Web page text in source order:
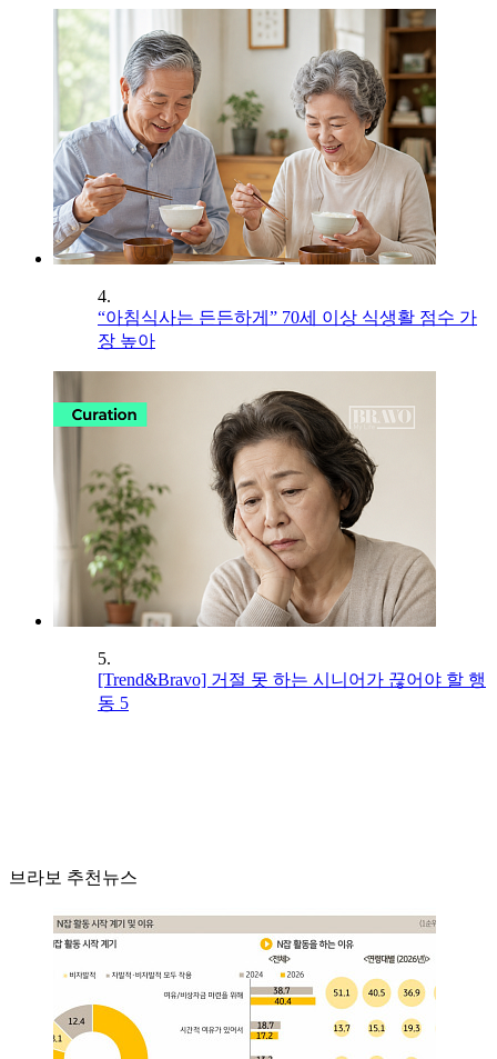
4.
“아침식사는 든든하게” 70세 이상 식생활 점수 가
장 높아
5.
[Trend&Bravo] 거절 못 하는 시니어가 끊어야 할 행
동 5
브라보 추천뉴스